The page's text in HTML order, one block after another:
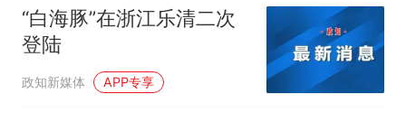
“白海豚”在浙江乐清二次
登陆
政知新媒体 APP专享